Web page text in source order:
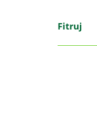
Fitruj